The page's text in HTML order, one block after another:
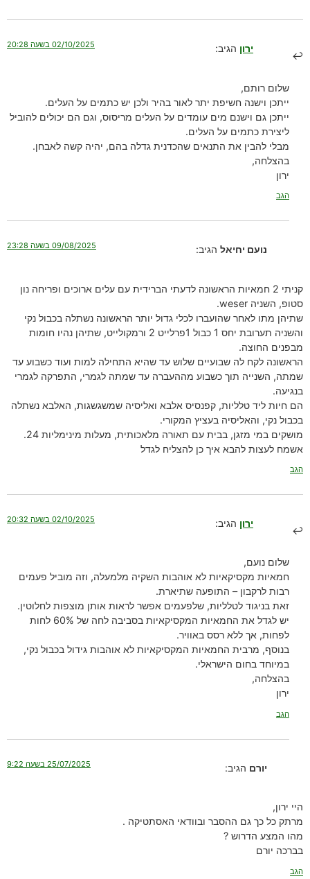
ירון הגיב: 02/10/2025 בשעה 20:28
שלום רותם,
ייתכן וישנה חשיפת יתר לאור בהיר ולכן יש כתמים על העלים.
ייתכן גם וישנם מים עומדים על העלים מריסוס, וגם הם יכולים להוביל
ליצירת כתמים על העלים.
מבלי להבין את התנאים שהכדנית גדלה בהם, יהיה קשה לאבחן.
בהצלחה,
ירון
הגב
נועם יחיאל הגיב: 09/08/2025 בשעה 23:28
קניתי 2 חמאיות הראשונה לדעתי הברידית עם עלים ארוכים ופריחה נון
סטופ, השניה weser.
שתיהן מתו לאחר שהועברו לכלי גדול יותר הראשונה נשתלה בכבול נקי
והשניה תערובת יחס 1 כבול 1פרלייט 2 ורמקולייט, שתיהן נהיו חומות
מבפנים החוצה.
הראשונה לקח לה שבועיים שלוש עד שהיא התחילה למות ועוד כשבוע עד
שמתה, השנייה תוך כשבוע מההעברה עד שמתה לגמרי, התפרקה לגמרי
בנגיעה.
הם חיות ליד טלליות, קפנסיס אלבא ואליסיה שמשגשגות, האלבא נשתלה
בכבול נקי, והאליסיה בעציץ המקורי.
מושקים במי מזגן, בבית עם תאורה מלאכותית, מעלות מינימליות 24.
אשמח לעצות להבא איך כן להצליח לגדל
הגב
ירון הגיב: 02/10/2025 בשעה 20:32
שלום נועם,
חמאיות מקסיקאיות לא אוהבות השקיה מלמעלה, וזה מוביל פעמים
רבות לרקבון – התופעה שתיארת.
זאת בניגוד לטלליות, שלפעמים אפשר לראות אותן מוצפות לחלוטין.
יש לגדל את החמאיות המקסיקאיות בסביבה לחה של 60% לחות
לפחות, אך ללא רסס באוויר.
בנוסף, מרבית החמאיות המקסיקאיות לא אוהבות גידול בכבול נקי,
במיוחד בחום הישראלי.
בהצלחה,
ירון
הגב
יורם הגיב: 25/07/2025 בשעה 9:22
היי ירון,
מרתק כל כך גם ההסבר ובוודאי האסתטיקה .
מהו המצע הדרוש ?
בברכה יורם
הגב